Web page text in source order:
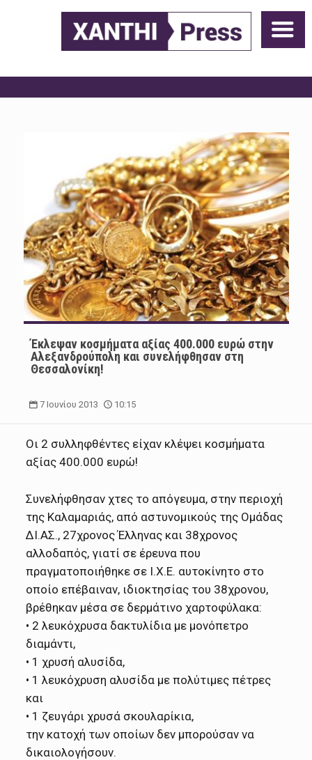
Έκλεψαν κοσμήματα αξίας 400.000 ευρώ στην
Αλεξανδρούπολη και συνελήφθησαν στη
Θεσσαλονίκη!
7 Ιουνίου 2013 10:15
Οι 2 συλληφθέντες είχαν κλέψει κοσμήματα
αξίας 400.000 ευρώ!
Συνελήφθησαν χτες το απόγευμα, στην περιοχή
της Καλαμαριάς, από αστυνομικούς της Ομάδας
ΔΙ.ΑΣ., 27χρονος Έλληνας και 38χρονος
αλλοδαπός, γιατί σε έρευνα που
πραγματοποιήθηκε σε Ι.Χ.Ε. αυτοκίνητο στο
οποίο επέβαιναν, ιδιοκτησίας του 38χρονου,
βρέθηκαν μέσα σε δερμάτινο χαρτοφύλακα:
• 2 λευκόχρυσα δακτυλίδια με μονόπετρο
διαμάντι,
• 1 χρυσή αλυσίδα,
• 1 λευκόχρυση αλυσίδα με πολύτιμες πέτρες
και
• 1 ζευγάρι χρυσά σκουλαρίκια,
την κατοχή των οποίων δεν μπορούσαν να
δικαιολογήσουν.